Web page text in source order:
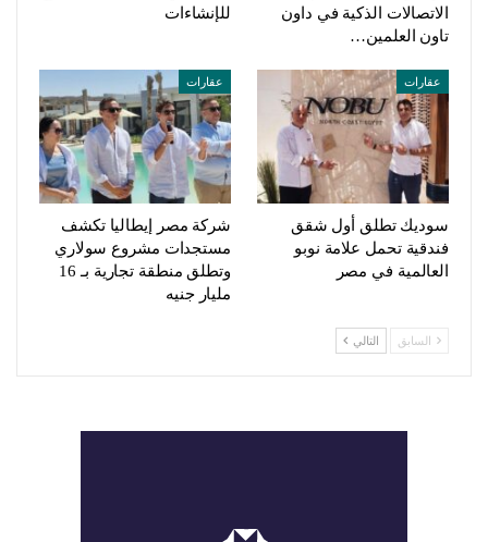
الاتصالات الذكية في داون
تاون العلمين…
للإنشاءات
عقارات
سوديك تطلق أول شقق
فندقية تحمل علامة نوبو
العالمية في مصر
عقارات
شركة مصر إيطاليا تكشف
مستجدات مشروع سولاري
وتطلق منطقة تجارية بـ 16
مليار جنيه
السابق التالي